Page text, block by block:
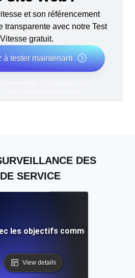
et son référencement
transparente avec notre Test
gratuit.
à tester maintenant
DES
SERVICE
les objectifs commerciaux pour
View details